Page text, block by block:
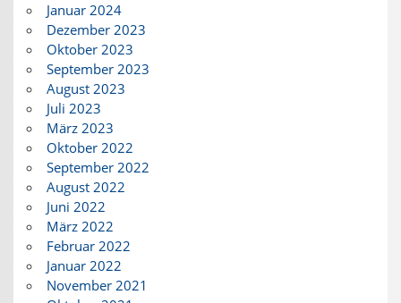
Januar 2024
Dezember 2023
Oktober 2023
September 2023
August 2023
Juli 2023
März 2023
Oktober 2022
September 2022
August 2022
Juni 2022
März 2022
Februar 2022
Januar 2022
November 2021